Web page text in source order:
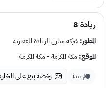
ريادة 8
المطور:شركة منازل الريادة العقارية
الموقع:مكة المكرمة - مكة المكرمة
لم يبدأ رخصة بيع على